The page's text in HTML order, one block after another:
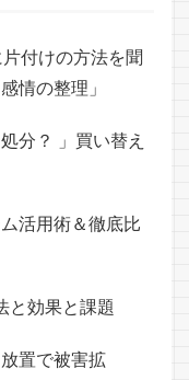
付けの方法を聞
情の整理」
分？ 」買い替え
活用術＆徹底比
と効果と課題
置で被害拡